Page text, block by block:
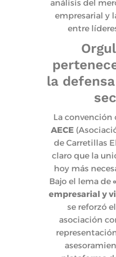
análisis del
empresarial y
entre
la
La convención
AECE
de Carretillas
claro que la
hoy más
Bajo el lema de
empresarial y
se reforzó
asociación